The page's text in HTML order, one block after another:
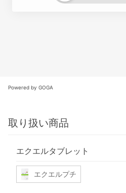
Powered by GOGA
取り扱い商品
エクエルタブレット
エクエルプチ